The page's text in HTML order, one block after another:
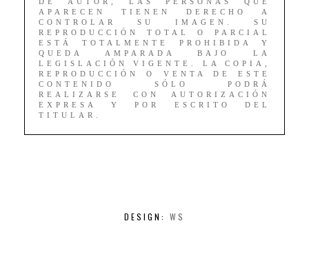
APARECEN TIENEN DERECHO A
CONTROLAR SU IMAGEN. SU
REPRODUCCIÓN TOTAL O PARCIAL
ESTÁ TOTALMENTE PROHIBIDA Y
QUEDA AMPARADA BAJO LA
LEGISLACIÓN VIGENTE. LA COPIA,
REPRODUCCIÓN O VENTA DE ESTE
CONTENIDO SÓLO PODRÁ
REALIZARSE CON AUTORIZACIÓN
EXPRESA Y POR ESCRITO DEL
TITULAR.
DESIGN: WS